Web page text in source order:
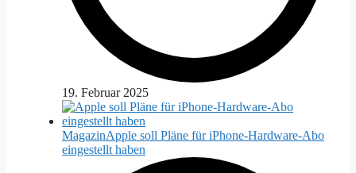
19. Februar 2025
MagazinApple soll Pläne für iPhone-Hardware-Abo
eingestellt haben